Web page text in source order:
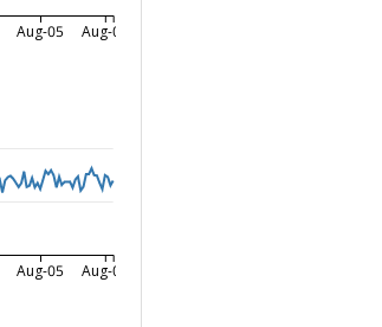
Aug-05 Aug-06
Aug-05 Aug-06